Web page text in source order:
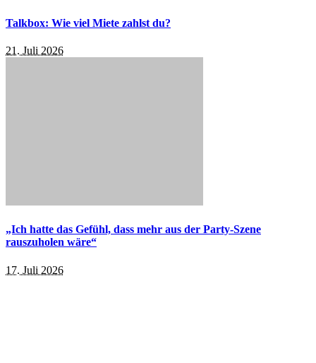
Talkbox: Wie viel Miete zahlst du?
21. Juli 2026
„Ich hatte das Gefühl, dass mehr aus der Party-Szene
rauszuholen wäre“
17. Juli 2026